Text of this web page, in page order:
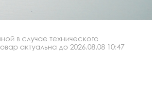
в случае технического
актуальна до 2026.08.08 10:47